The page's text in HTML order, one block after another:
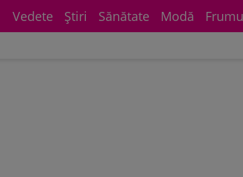
Vedete Știri Sănătate Modă